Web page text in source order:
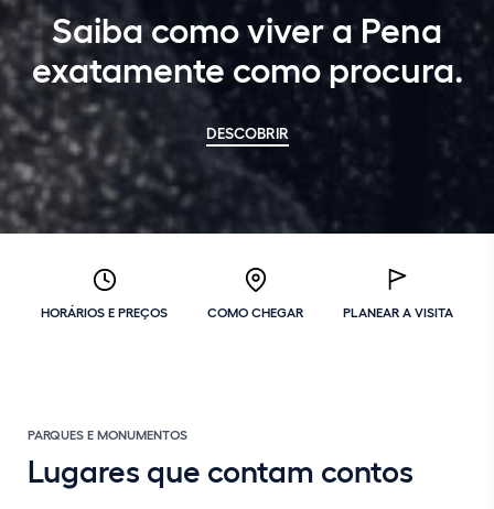
Saiba como viver a Pena
exatamente como procura.
DESCOBRIR
HORÁRIOS E PREÇOS COMO CHEGAR PLANEAR A VISITA
PARQUES E MONUMENTOS
Lugares que contam contos